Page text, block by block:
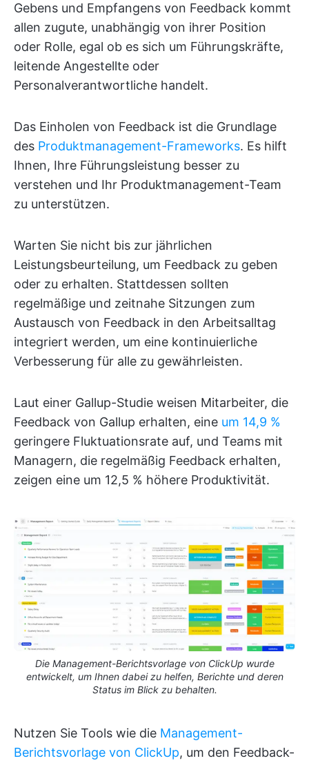
Gebens und Empfangens von Feedback kommt
allen zugute, unabhängig von ihrer Position
oder Rolle, egal ob es sich um Führungskräfte,
leitende Angestellte oder
Personalverantwortliche handelt.
Das Einholen von Feedback ist die Grundlage
des Produktmanagement-Frameworks. Es hilft
Ihnen, Ihre Führungsleistung besser zu
verstehen und Ihr Produktmanagement-Team
zu unterstützen.
Warten Sie nicht bis zur jährlichen
Leistungsbeurteilung, um Feedback zu geben
oder zu erhalten. Stattdessen sollten
regelmäßige und zeitnahe Sitzungen zum
Austausch von Feedback in den Arbeitsalltag
integriert werden, um eine kontinuierliche
Verbesserung für alle zu gewährleisten.
Laut einer Gallup-Studie weisen Mitarbeiter, die
Feedback von Gallup erhalten, eine um 14,9 %
geringere Fluktuationsrate auf, und Teams mit
Managern, die regelmäßig Feedback erhalten,
zeigen eine um 12,5 % höhere Produktivität.
Die Management-Berichtsvorlage von ClickUp wurde
entwickelt, um Ihnen dabei zu helfen, Berichte und deren
Status im Blick zu behalten.
Nutzen Sie Tools wie die Management-
Berichtsvorlage von ClickUp, um den Feedback-